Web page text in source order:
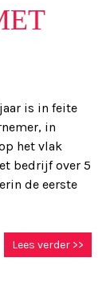
is in feite
in
het vlak
bedrijf over 5
de eerste
Lees verder >>